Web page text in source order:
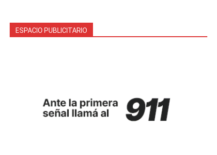
ESPACIO PUBLICITARIO